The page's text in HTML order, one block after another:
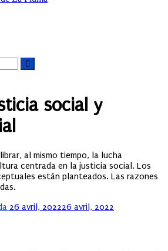
social y
al mismo tiempo, la lucha
centrada en la justicia social. Los
están planteados. Las razones
Posted
26 avril, 202226 avril, 2022